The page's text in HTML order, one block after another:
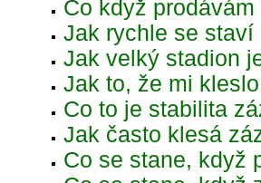
Co když
Jak rychle se staví
Jak velký stadion
Jak to, že mi
Co to je stabilita
Jak často klesá
Co se stane, když